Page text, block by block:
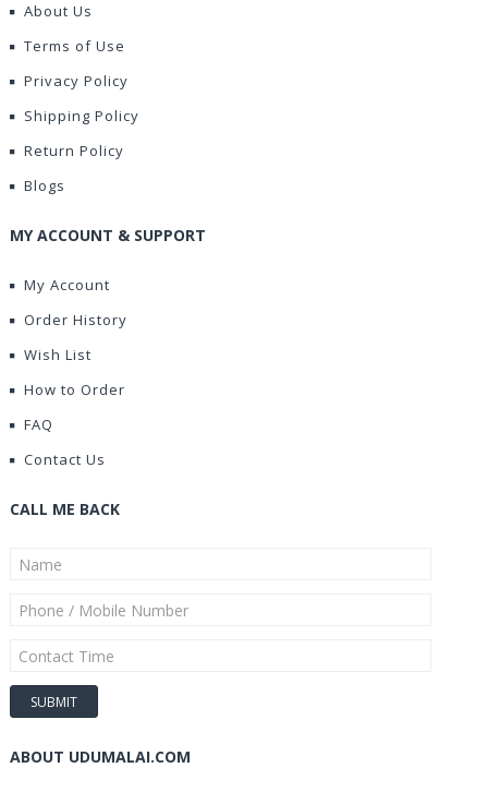
About Us
Terms of Use
Privacy Policy
Shipping Policy
Return Policy
Blogs
MY ACCOUNT & SUPPORT
My Account
Order History
Wish List
How to Order
FAQ
Contact Us
CALL ME BACK
ABOUT UDUMALAI.COM